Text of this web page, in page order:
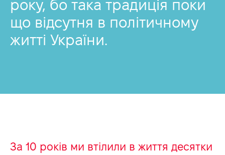
року, бо така традиція поки
що відсутня в політичному
житті України.
За 10 років ми втілили в життя десятки